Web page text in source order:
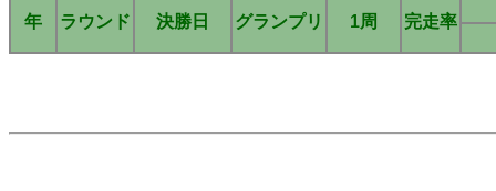
年 ラウンド 決勝日 グランプリ 1周 完走率